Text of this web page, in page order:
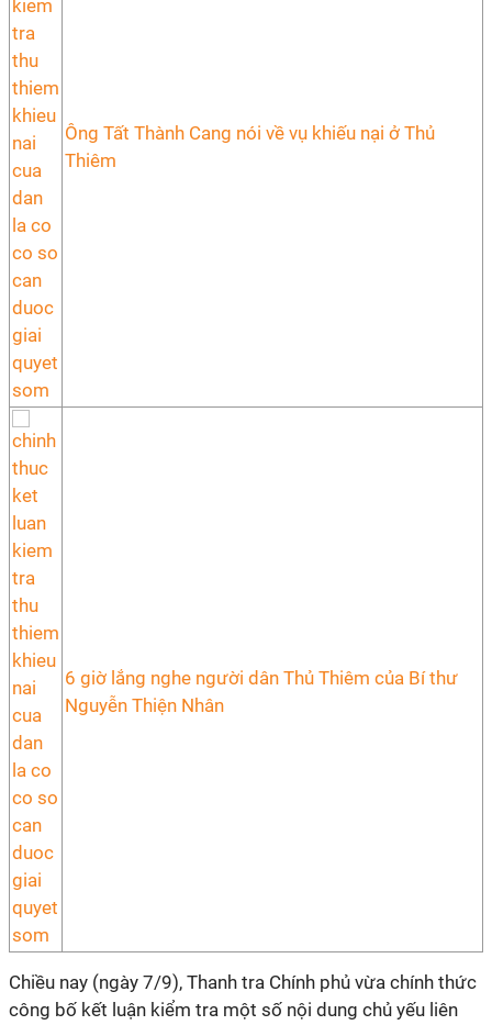
Ông Tất Thành Cang nói về vụ khiếu nại ở Thủ
Thiêm
6 giờ lắng nghe người dân Thủ Thiêm của Bí thư
Nguyễn Thiện Nhân
Chiều nay (ngày 7/9), Thanh tra Chính phủ vừa chính thức
công bố kết luận kiểm tra một số nội dung chủ yếu liên